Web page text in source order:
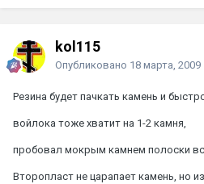
kol115
Опубликовано 18 марта, 2009
Резина будет пачкать камень и
войлока тоже хватит на 1-2 камня,
пробовал мокрым камнем полоски
Второпласт не царапает камень, но